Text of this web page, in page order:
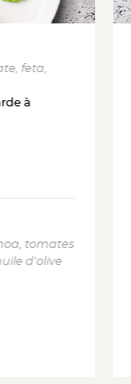
feta,
à
tomates
d'olive